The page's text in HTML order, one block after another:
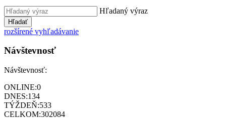
Hľadaný výraz
Hľadať
rozšírené vyhľadávanie
Návštevnosť
Návštevnosť:
ONLINE:0
DNES:134
TÝŽDEŇ:533
CELKOM:302084